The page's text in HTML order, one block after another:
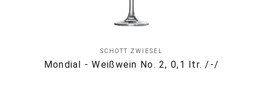
SCHOTT ZWIESEL
Mondial - Weißwein No. 2, 0,1 ltr. /-/